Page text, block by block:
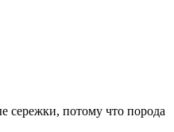
сережки, потому что порода